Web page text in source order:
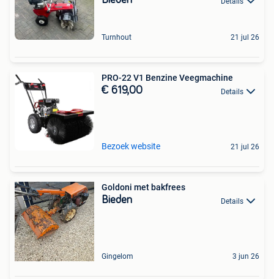
Turnhout 21 jul 26
PRO-22 V1 Benzine Veegmachine
€ 619,00 Details
Bezoek website 21 jul 26
Goldoni met bakfrees
Bieden Details
Gingelom 3 jun 26